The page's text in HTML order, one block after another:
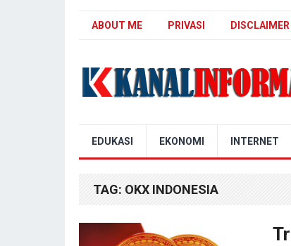
ABOUT ME PRIVASI DISCLAIMER
EDUKASI EKONOMI INTERNET
TAG: OKX INDONESIA